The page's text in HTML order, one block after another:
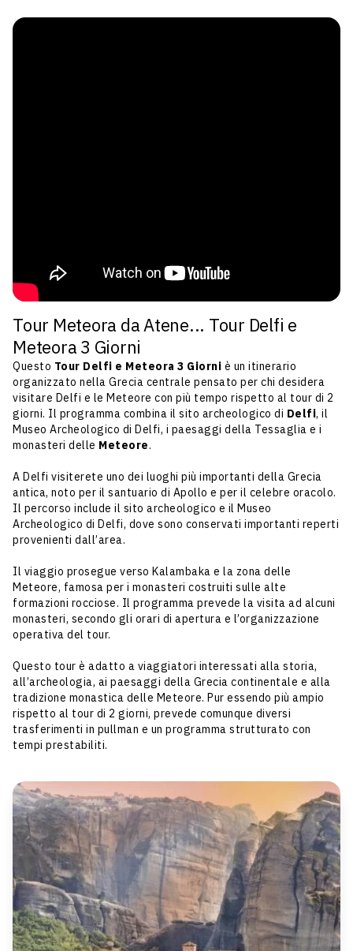
Tour Meteora da Atene... Tour Delfi e
Meteora 3 Giorni
Questo Tour Delfi e Meteora 3 Giorni è un itinerario
organizzato nella Grecia centrale pensato per chi desidera
visitare Delfi e le Meteore con più tempo rispetto al tour di 2
giorni. Il programma combina il sito archeologico di Delfi, il
Museo Archeologico di Delfi, i paesaggi della Tessaglia e i
monasteri delle Meteore.
A Delfi visiterete uno dei luoghi più importanti della Grecia
antica, noto per il santuario di Apollo e per il celebre oracolo.
Il percorso include il sito archeologico e il Museo
Archeologico di Delfi, dove sono conservati importanti reperti
provenienti dall’area.
Il viaggio prosegue verso Kalambaka e la zona delle
Meteore, famosa per i monasteri costruiti sulle alte
formazioni rocciose. Il programma prevede la visita ad alcuni
monasteri, secondo gli orari di apertura e l’organizzazione
operativa del tour.
Questo tour è adatto a viaggiatori interessati alla storia,
all’archeologia, ai paesaggi della Grecia continentale e alla
tradizione monastica delle Meteore. Pur essendo più ampio
rispetto al tour di 2 giorni, prevede comunque diversi
trasferimenti in pullman e un programma strutturato con
tempi prestabiliti.